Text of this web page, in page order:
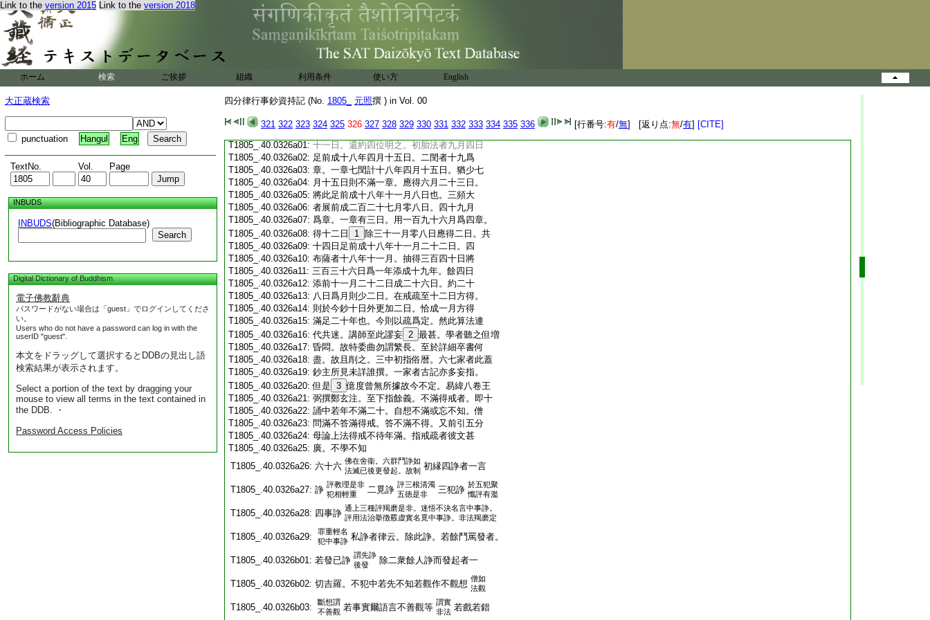
Link to the version 2015 Link to the version 2018
ホーム 検索 ご挨拶 組織 利用条件 使い方 English
大正蔵検索
punctuation Hangul Eng
TextNo. Vol. Page
INBUDS
INBUDS(Bibliographic Database)
Search
Digital Dictionary of Buddhism
電子佛教辭典
パスワードがない場合は「guest」でログインしてくださ
い。
Users who do not have a password can log in with the
userID "guest".
本文をドラッグして選択するとDDBの見出し語
検索結果が表示されます。
Select a portion of the text by dragging your
mouse to view all terms in the text contained in
the DDB. ・
Password Access Policies
四分律行事鈔資持記 (No. 1805_ 元照撰 ) in Vol. 00
321 322 323 324 325 326 327 328 329 330 331 332 333 334 335 336 [行番号:有/無] [返り点:無/有] [CITE]
T1805_.40.0325c19:八月十二日應預得受。若除頻大則八月二
T1805_.40.0325c20: 十六日得受。今鈔閏還四日頻大不還。則但
T1805_.40.0325c21:虚増十一日五月一日還十一日。豈非四月
T1805_.40.0325c22:
二十日實也。退減者謂於十八年二日内退
除四月二十日。故至八月九日後受者即當
T1805_.40.0325c24:十日已滿二十矣。然於下細算猶少二日。故
T1805_.40.0325c25:疏中約弱得多填兩日。由閏與頻大皆沾少
T1805_.40.0325c26:分。故深取所退成滿所増故也。然自古章記
T1805_.40.0325c27:
不出今師算法。後學多迷不免繁重。故略出
T1805_.40.0325c28: 之。今師約年月倶不滿者開算此年。十九者
T1805_.40.0326a01: 十一日。還約四位明之。初胎法者九月四日
T1805_.40.0326a02: 足前成十八年四月十五日。二閏者十九爲
T1805_.40.0326a03: 章。一章七閏計十八年四月十五日。猶少七
T1805_.40.0326a04: 月十五日則不滿一章。應得六月二十三日。
T1805_.40.0326a05: 將此足前成十八年十一月八日也。三頻大
T1805_.40.0326a06: 者展前成二百二十七月零八日。四十九月
T1805_.40.0326a07: 爲章。一章有三日。用一百九十六月爲四章。
T1805_.40.0326a08: 得十二日 1 除三十一月零八日應得二日。共
T1805_.40.0326a09: 十四日足前成十八年十一月二十二日。四
T1805_.40.0326a10: 布薩者十八年十一月。抽得三百四十日將
T1805_.40.0326a11: 三百三十六日爲一年添成十九年。餘四日
T1805_.40.0326a12: 添前十一月二十二日成二十六日。約二十
T1805_.40.0326a13: 八日爲月則少二日。在戒疏至十二日方得。
T1805_.40.0326a14: 則於今鈔十日外更加二日。恰成一月方得
T1805_.40.0326a15: 滿足二十年也。今則以疏爲定。然此算法連
T1805_.40.0326a16: 代共迷。講師至此謬妄 2 最甚。學者聽之但増
T1805_.40.0326a17: 昏悶。故特委曲勿謂繁長。至於詳細卒書何
T1805_.40.0326a18: 盡。故且削之。三中初指俗暦。六七家者此蓋
T1805_.40.0326a19: 鈔主所見未詳誰撰。一家者古記亦多妄指。
T1805_.40.0326a20:但是 3 億度曾無所據故今不定。易緯八卷王
T1805_.40.0326a21: 弼撰鄭玄注。至下指餘義。不滿得戒者。即十
T1805_.40.0326a22: 誦中若年不滿二十。自想不滿或忘不知。僧
T1805_.40.0326a23: 問滿不答滿得戒。答不滿不得。又前引五分
T1805_.40.0326a24: 母論上法得戒不待年滿。指戒疏者彼文甚
T1805_.40.0326a25: 廣。不學不知
T1805_.40.0326a26: 六十六 佛在舍衞。六群鬥諍如
法滅已後更發起。故制 初縁四諍者一言
T1805_.40.0326a27: 諍 評教理是非
犯相輕重
二覓諍 評三根清濁
五徳是非
三犯諍 於五犯聚
懺評有濫
T1805_.40.0326a28: 四事諍 通上三種評羯磨是非。迷悟不決名言中事諍。
評用法治擧徴覈虚實名覓中事諍。非法羯磨定
T1805_.40.0326a29:
罪重輕名
犯中事諍 私諍者律云。除此諍。若餘鬥罵發者。
T1805_.40.0326b01: 若發已諍 謂先諍
後發
除二衆餘人諍而發起者一
T1805_.40.0326b02: 切吉羅。不犯中若先不知若觀作不觀想 僧如
法觀
T1805_.40.0326b03:
斷想謂
不善觀 若事實爾語言不善觀等 謂實
非法 若戲若錯